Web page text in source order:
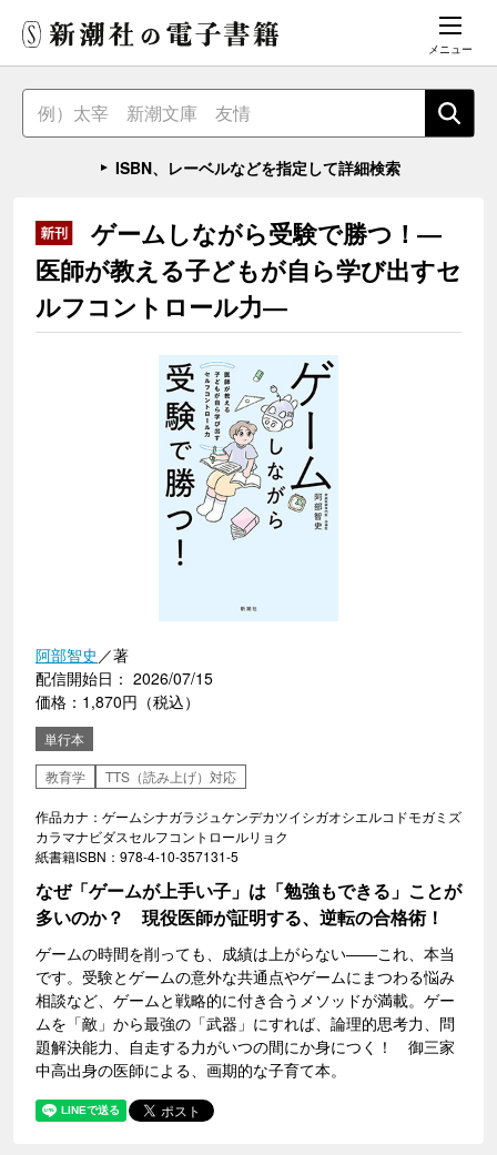
メニュー
ISBN、レーベルなどを指定して詳細検索
ゲームしながら受験で勝つ！―
医師が教える子どもが自ら学び出すセ
ルフコントロール力―
阿部智史 ／著
配信開始日： 2026/07/15
価格：1,870円（税込）
単行本
教育学
TTS（読み上げ）対応
作品カナ：ゲームシナガラジュケンデカツイシガオシエルコドモガミズ
カラマナビダスセルフコントロールリョク
紙書籍ISBN：978-4-10-357131-5
なぜ「ゲームが上手い子」は「勉強もできる」ことが
多いのか？ 現役医師が証明する、逆転の合格術！
ゲームの時間を削っても、成績は上がらない――これ、本当
です。受験とゲームの意外な共通点やゲームにまつわる悩み
相談など、ゲームと戦略的に付き合うメソッドが満載。ゲー
ムを「敵」から最強の「武器」にすれば、論理的思考力、問
題解決能力、自走する力がいつの間にか身につく！ 御三家
中高出身の医師による、画期的な子育て本。